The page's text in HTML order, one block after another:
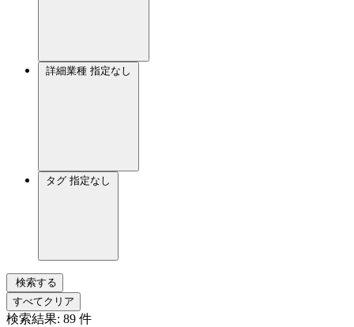
詳細業種 指定なし
タグ 指定なし
検索する
すべてクリア
検索結果: 89 件